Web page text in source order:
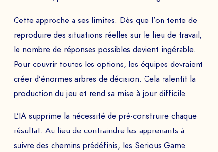
Cette approche a ses limites. Dès que l’on tente de
reproduire des situations réelles sur le lieu de travail,
le nombre de réponses possibles devient ingérable.
Pour couvrir toutes les options, les équipes devraient
créer d’énormes arbres de décision. Cela ralentit la
production du jeu et rend sa mise à jour difficile.
L’IA supprime la nécessité de pré-construire chaque
résultat. Au lieu de contraindre les apprenants à
suivre des chemins prédéfinis, les Serious Game